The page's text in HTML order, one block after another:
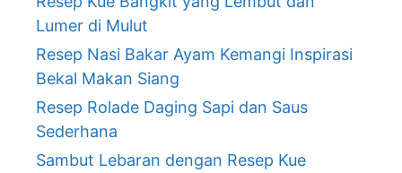
Lumer di Mulut
Resep Nasi Bakar Ayam Kemangi Inspirasi
Bekal Makan Siang
Resep Rolade Daging Sapi dan Saus
Sederhana
Sambut Lebaran dengan Resep Kue